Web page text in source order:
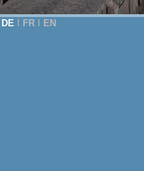
DE FR EN